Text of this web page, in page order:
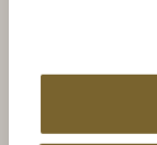
BUĎTE